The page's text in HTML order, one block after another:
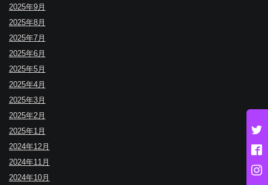
2025年9月
2025年8月
2025年7月
2025年6月
2025年5月
2025年4月
2025年3月
2025年2月
2025年1月
2024年12月
2024年11月
2024年10月